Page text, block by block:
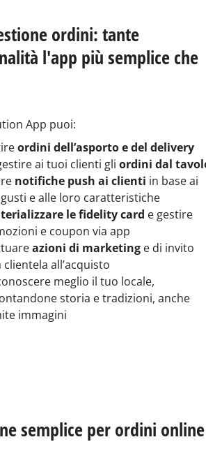
ordini: tante
l'app più semplice che
App puoi:
ordini dell’asporto e del delivery
ai tuoi clienti gli ordini dal
notifiche push ai clienti in base ai
e alle loro caratteristiche
le fidelity card e gestire
e coupon via app
azioni di marketinge di invito
clientela all’acquisto
meglio il tuo locale,
storia e tradizioni, anche
immagini
semplice per ordini